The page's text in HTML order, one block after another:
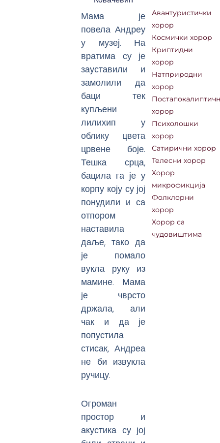
Мама је
повела Андреу
у музеј. На
вратима су је
зауставили и
замолили да
баци тек
купљени
лилихип у
облику цвета
црвене боје.
Тешка срца,
бацила га је у
корпу коју су јој
понудили и са
отпором
наставила
даље, тако да
је помало
вукла руку из
мамине. Мама
је чврсто
држала, али
чак и да је
попустила
стисак, Андреа
не би извукла
ручицу.
Огроман
простор и
акустика су јој
Авантуристички
хорор
Космички хорор
Криптидни
хорор
Натприродни
хорор
хорор
Психолошки
хорор
Сатирични хорор
Телесни хорор
Хорор
микрофикција
Фолклорни
хорор
Хорор са
чудовиштима